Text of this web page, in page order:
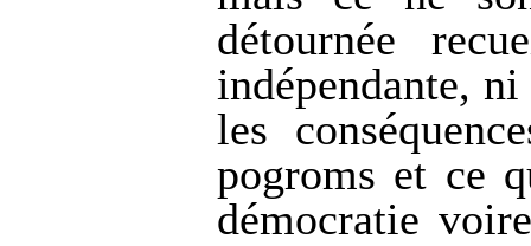
détournée
indépendante,
les
pogroms et ce
démocratie